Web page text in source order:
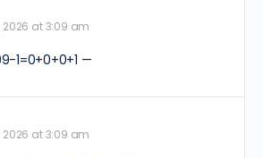
2026 at 3:09 am
1=0+0+0+1 —
2026 at 3:09 am